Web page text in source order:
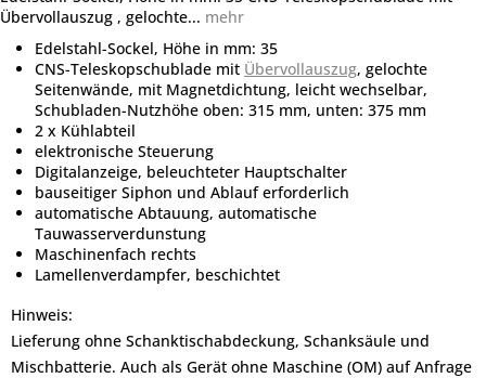
Übervollauszug , gelochte... mehr
Edelstahl-Sockel, Höhe in mm: 35
CNS-Teleskopschublade mit Übervollauszug, gelochte
Seitenwände, mit Magnetdichtung, leicht wechselbar,
Schubladen-Nutzhöhe oben: 315 mm, unten: 375 mm
2 x Kühlabteil
elektronische Steuerung
Digitalanzeige, beleuchteter Hauptschalter
bauseitiger Siphon und Ablauf erforderlich
automatische Abtauung, automatische
Tauwasserverdunstung
Maschinenfach rechts
Lamellenverdampfer, beschichtet
Hinweis:
Lieferung ohne Schanktischabdeckung, Schanksäule und
Mischbatterie. Auch als Gerät ohne Maschine (OM) auf Anfrage